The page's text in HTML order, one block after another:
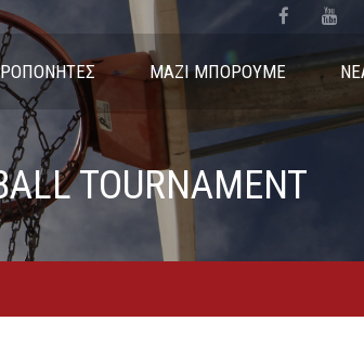
ΜΑΖΊ ΜΠΟΡΟΎΜΕ
TOURΝAMENT